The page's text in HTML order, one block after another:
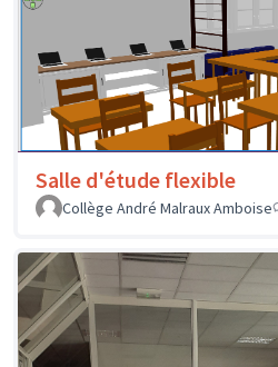
Salle d'étude flexible
Collège André Malraux Amboise